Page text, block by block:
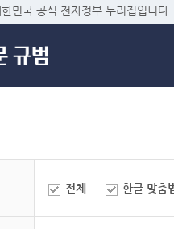
민국 공식 전자정부 누리집입니다.
전체 한글 맞춤